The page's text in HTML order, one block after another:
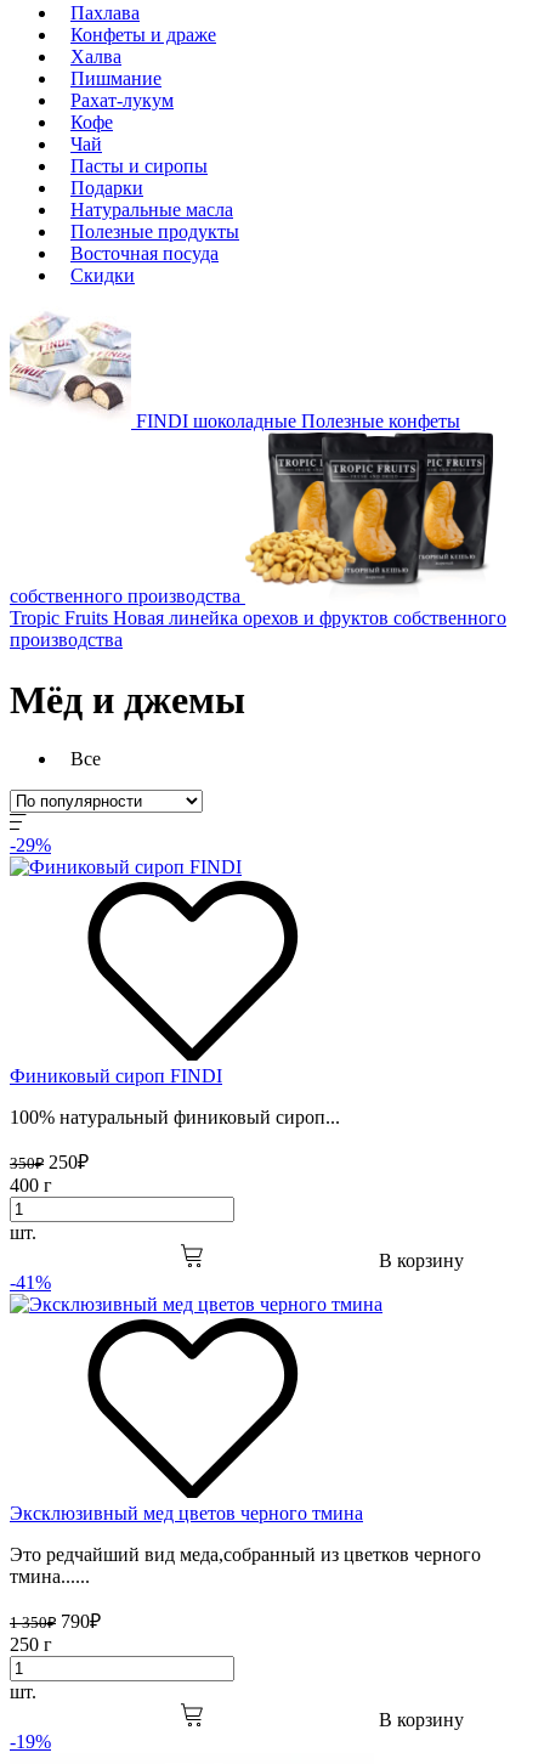
Пахлава
Конфеты и драже
Халва
Пишмание
Рахат-лукум
Кофе
Чай
Пасты и сиропы
Подарки
Натуральные масла
Полезные продукты
Восточная посуда
Скидки
FINDI шоколадные Полезные конфеты
собственного производства
Tropic Fruits Новая линейка орехов и фруктов собственного
производства
Мёд и джемы
Все
-29%
Финиковый сироп FINDI
100% натуральный финиковый сироп...
350₽ 250₽
400 г
шт.
В корзину
-41%
Эксклюзивный мед цветов черного тмина
Это редчайший вид меда,собранный из цветков черного
тмина......
1 350₽ 790₽
250 г
шт.
В корзину
-19%